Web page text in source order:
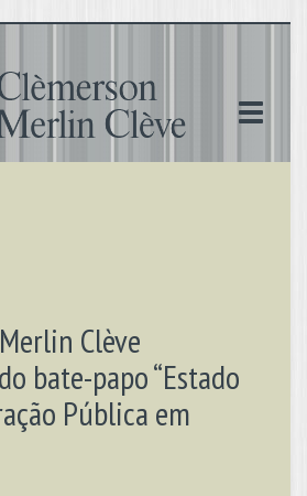
Clève
bate-papo “Estado
Pública em